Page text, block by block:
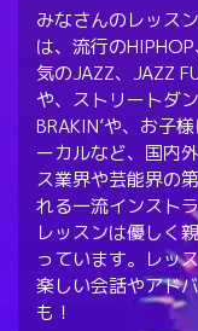
みなさんのレッス
は、流行の
気のJAZZ、JAZZ
や、ストリートダ
BRAKIN’や、お子
ーカルなど、国内
ス業界や芸能界の
れる一流インスト
レッスンは優しく
っています。レッ
楽しい会話やアド
も！